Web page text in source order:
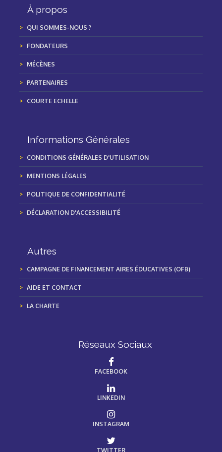
À propos
QUI SOMMES-NOUS ?
FONDATEURS
MÉCÈNES
PARTENAIRES
COURTE ECHELLE
Informations Générales
CONDITIONS GÉNÉRALES D'UTILISATION
MENTIONS LÉGALES
POLITIQUE DE CONFIDENTIALITÉ
DÉCLARATION D'ACCESSIBILITÉ
Autres
CAMPAGNE DE FINANCEMENT AIRES ÉDUCATIVES (OFB)
AIDE ET CONTACT
LA CHARTE
Réseaux Sociaux
FACEBOOK
LINKEDIN
INSTAGRAM
TWITTER